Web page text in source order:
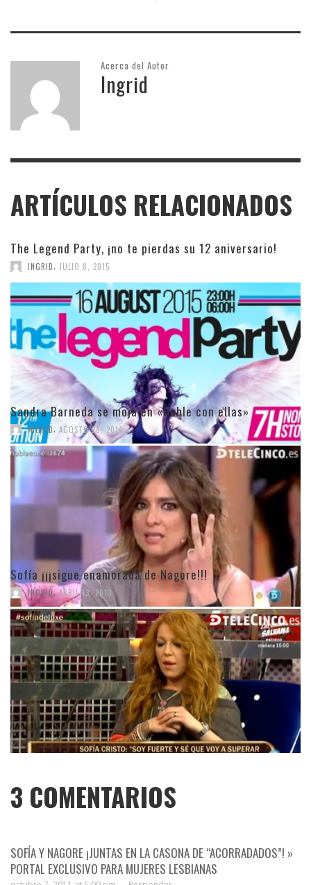
Acerca del Autor
Ingrid
ARTÍCULOS RELACIONADOS
The Legend Party, ¡no te pierdas su 12 aniversario!
INGRID, JULIO 8, 2015
Sandra Barneda se moja en «Hable con ellas»
INGRID AGOSTO 28, 2014
Sofía ¡¡¡sigue enamorada de Nagore!!!
INGRID, ABRIL 13, 2013
3 COMENTARIOS
SOFÍA Y NAGORE ¡JUNTAS EN LA CASONA DE “ACORRADADOS”! »
PORTAL EXCLUSIVO PARA MUJERES LESBIANAS